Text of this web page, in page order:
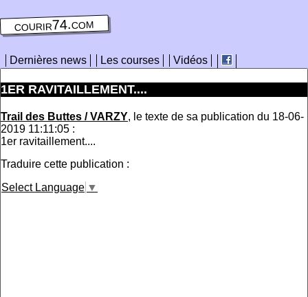
courir74.com
Dernières news Les courses Vidéos
1ER RAVITAILLEMENT....
Trail des Buttes / VARZY, le texte de sa publication du 18-06-
2019 11:11:05 :
1er ravitaillement....
Traduire cette publication :
Select Language ▼